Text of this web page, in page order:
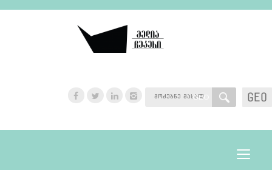
GEO
GEO
Toggle